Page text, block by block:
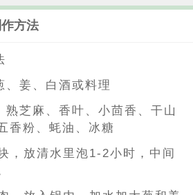
方法
、姜、白酒或料理
熟芝麻、香叶、小茴香、干山
香粉、蚝油、冰糖
，放清水里泡1-2小时，中间